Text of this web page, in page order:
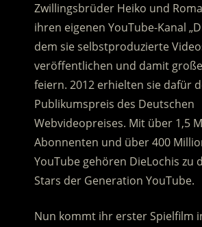
Zwillingsbrüder Heiko und
ihren eigenen YouTube-Kanal
dem sie selbstproduzierte
veröffentlichen und damit
feiern. 2012 erhielten sie dafür
Publikumspreis des Deutschen
Webvideopreises. Mit über 1,5
Abonnenten und über 400
YouTube gehören DieLochis zu
Stars der Generation YouTube.
Nun kommt ihr erster Spielfilm